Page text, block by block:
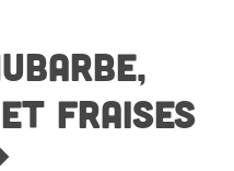
FRAISES